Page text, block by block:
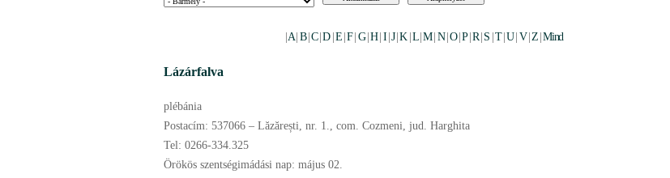
|A B C |D E |F G |H I J |K L |M N |O |P R S T |U V |Z |Mind
Lázárfalva
plébánia
Postacím: 537066 – Lăzărești, nr. 1., com. Cozmeni, jud. Harghita
Tel: 0266-334.325
Örökös szentségimádási nap: május 02.